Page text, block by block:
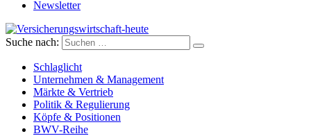
Newsletter
Versicherungswirtschaft-heute
Suche nach:
Schlaglicht
Unternehmen & Management
Märkte & Vertrieb
Politik & Regulierung
Köpfe & Positionen
BWV-Reihe